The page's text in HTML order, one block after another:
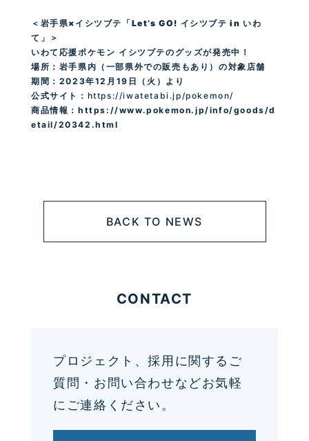
＜岩手県×イシツブテ「Let’s GO! イシツブテ in いわ
て」＞
いわて応援ポケモン イシツブテのグッズが発売中！
場所：岩手県内（一部県外での販売もあり）の対象店舗
期間： 2023年12 月 19 日（火）より
公式サイト： https://iwatetabi.jp/pokemon/
商品情報： https://www.pokemon.jp/info/goods/d
etail/20342.html
BACK TO NEWS
CONTACT
プロジェクト、採用に関するご
質問・お問い合わせなどお気軽
にご連絡ください。